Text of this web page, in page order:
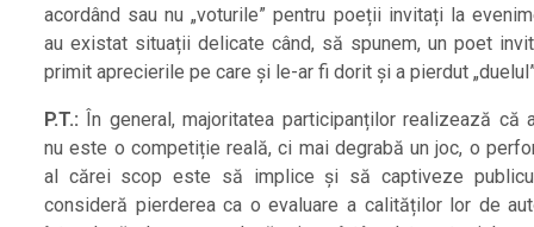
acordând sau nu „voturile” pentru poeții invitați la
au existat situații delicate când, să spunem, un poet
primit aprecierile pe care și le-ar fi dorit și a pierdut
P.T.: În general, majoritatea participanților realizează că
nu este o competiție reală, ci mai degrabă un joc, o
al cărei scop este să implice și să captiveze
consideră pierderea ca o evaluare a calităților lor de